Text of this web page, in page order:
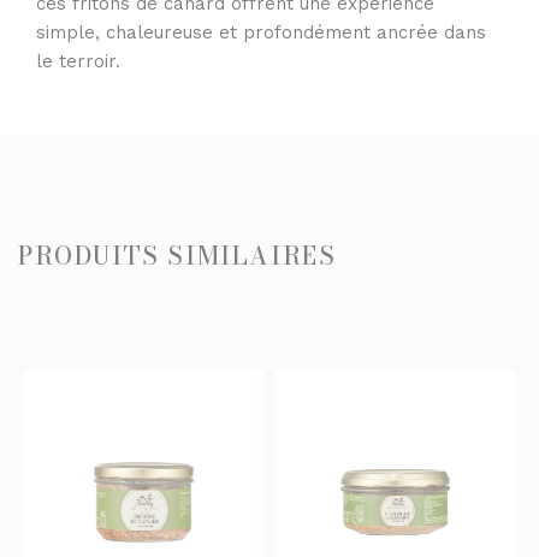
simple, chaleureuse et profondément ancrée dans
le terroir.
PRODUITS SIMILAIRES